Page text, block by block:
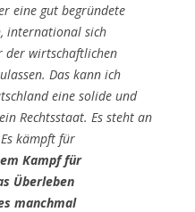
eine gut begründete
international sich
der wirtschaftlichen
Das kann ich
eine solide und
Rechtsstaat. Es steht an
kämpft für
Kampf für
Überleben
manchmal